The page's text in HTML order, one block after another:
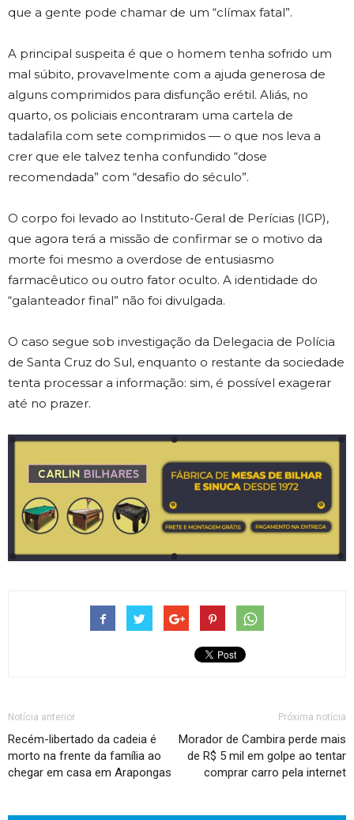
que a gente pode chamar de um “clímax fatal”.
A principal suspeita é que o homem tenha sofrido um
mal súbito, provavelmente com a ajuda generosa de
alguns comprimidos para disfunção erétil. Aliás, no
quarto, os policiais encontraram uma cartela de
tadalafila com sete comprimidos — o que nos leva a
crer que ele talvez tenha confundido “dose
recomendada” com “desafio do século”.
O corpo foi levado ao Instituto-Geral de Perícias (IGP),
que agora terá a missão de confirmar se o motivo da
morte foi mesmo a overdose de entusiasmo
farmacêutico ou outro fator oculto. A identidade do
“galanteador final” não foi divulgada.
O caso segue sob investigação da Delegacia de Polícia
de Santa Cruz do Sul, enquanto o restante da sociedade
tenta processar a informação: sim, é possível exagerar
até no prazer.
Notícia anterior
Recém-libertado da cadeia é
morto na frente da família ao
chegar em casa em Arapongas
Próxima notícia
Morador de Cambira perde mais
de R$ 5 mil em golpe ao tentar
comprar carro pela internet